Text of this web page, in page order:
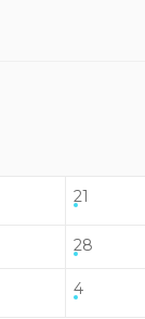
21
28
4